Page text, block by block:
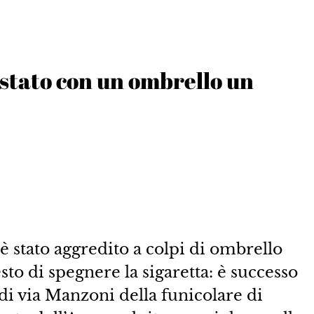
con un ombrello un
stato aggredito a colpi di ombrello
di spegnere la sigaretta: è successo
via Manzoni della funicolare di